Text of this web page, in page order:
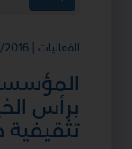
الفعاليات | 6/8/2016
المؤسسة
برأس
تثقيفية